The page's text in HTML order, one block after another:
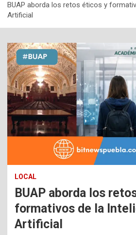
BUAP aborda los retos éticos y
Artificial
LOCAL
BUAP aborda los
formativos de la
Artificial